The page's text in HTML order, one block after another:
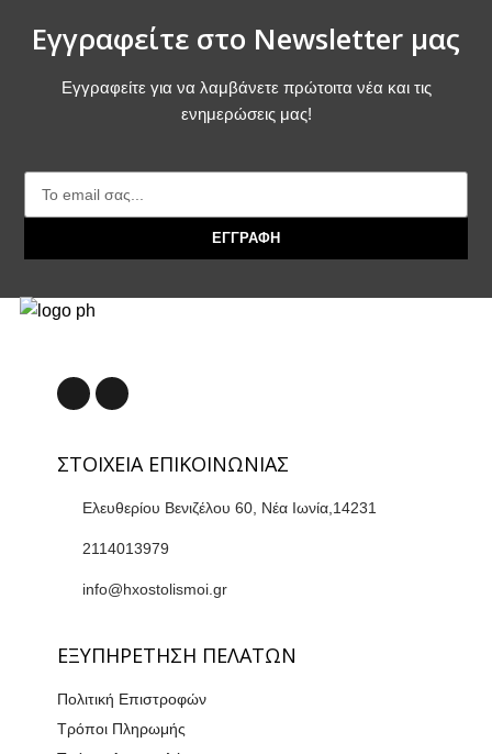
Εγγραφείτε στο Newsletter μας
Εγγραφείτε για να λαμβάνετε πρώτοιτα νέα και τις
ενημερώσεις μας!
ΕΓΓΡΑΦΗ
ΣΤΟΙΧΕΙΑ ΕΠΙΚΟΙΝΩΝΙΑΣ
Ελευθερίου Βενιζέλου 60, Νέα Ιωνία,14231
2114013979
info@hxostolismoi.gr
ΕΞΥΠΗΡΕΤΗΣΗ ΠΕΛΑΤΩΝ
Πολιτική Επιστροφών
Τρόποι Πληρωμής